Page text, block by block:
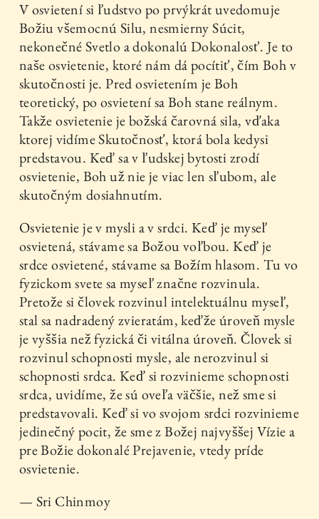
V osvietení si ľudstvo po prvýkrát uvedomuje
Božiu všemocnú Silu, nesmierny Súcit,
nekonečné Svetlo a dokonalú Dokonalosť. Je to
naše osvietenie, ktoré nám dá pocítiť, čím Boh v
skutočnosti je. Pred osvietením je Boh
teoretický, po osvietení sa Boh stane reálnym.
Takže osvietenie je božská čarovná sila, vďaka
ktorej vidíme Skutočnosť, ktorá bola kedysi
predstavou. Keď sa v ľudskej bytosti zrodí
osvietenie, Boh už nie je viac len sľubom, ale
skutočným dosiahnutím.
Osvietenie je v mysli a v srdci. Keď je myseľ
osvietená, stávame sa Božou voľbou. Keď je
srdce osvietené, stávame sa Božím hlasom. Tu vo
fyzickom svete sa myseľ značne rozvinula.
Pretože si človek rozvinul intelektuálnu myseľ,
stal sa nadradený zvieratám, keďže úroveň mysle
je vyššia než fyzická či vitálna úroveň. Človek si
rozvinul schopnosti mysle, ale nerozvinul si
schopnosti srdca. Keď si rozvinieme schopnosti
srdca, uvidíme, že sú oveľa väčšie, než sme si
predstavovali. Keď si vo svojom srdci rozvinieme
jedinečný pocit, že sme z Božej najvyššej Vízie a
pre Božie dokonalé Prejavenie, vtedy príde
osvietenie.
— Sri Chinmoy